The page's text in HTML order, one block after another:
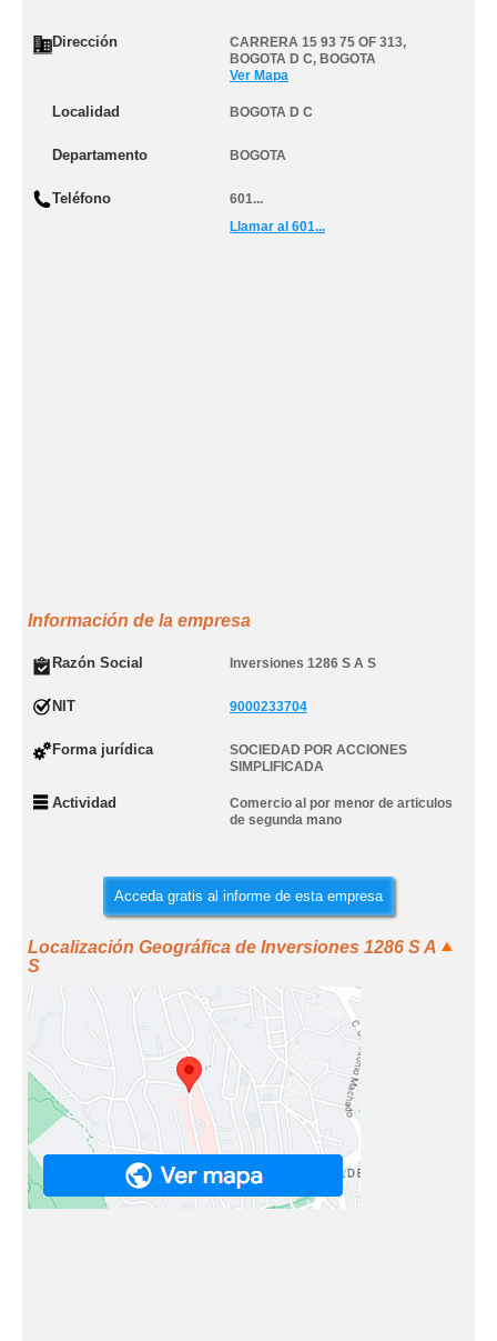
Dirección CARRERA 15 93 75 OF 313,
BOGOTA D C, BOGOTA
Ver Mapa
Localidad BOGOTA D C
Departamento BOGOTA
Teléfono
601...
Llamar al 601...
Información de la empresa
Razón Social Inversiones 1286 S A S
NIT 9000233704
Forma jurídica
SOCIEDAD POR ACCIONES
SIMPLIFICADA
Actividad
Comercio al por menor de articulos
de segunda mano
Acceda gratis al informe de esta empresa
Localización Geográfica de Inversiones 1286 S A
S